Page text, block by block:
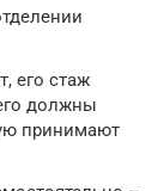
его стаж
должны
принимают